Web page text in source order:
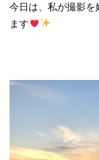
今日は、私が撮影
ます